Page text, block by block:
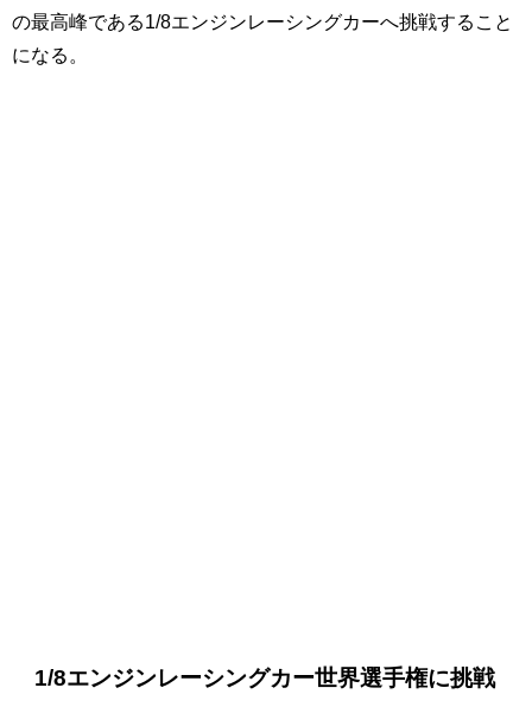
の最高峰である1/8エンジンレーシングカーへ挑戦すること
になる。
1/8エンジンレーシングカー世界選手権に挑戦